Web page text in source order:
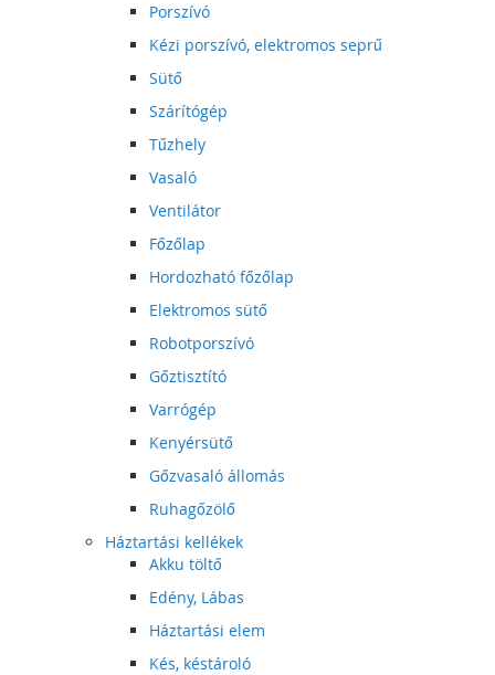
Porszívó
Kézi porszívó, elektromos seprű
Sütő
Szárítógép
Tűzhely
Vasaló
Ventilátor
Főzőlap
Hordozható főzőlap
Elektromos sütő
Robotporszívó
Gőztisztító
Varrógép
Kenyérsütő
Gőzvasaló állomás
Ruhagőzölő
Háztartási kellékek
Akku töltő
Edény, Lábas
Háztartási elem
Kés, késtároló